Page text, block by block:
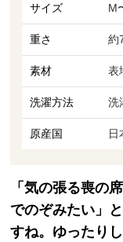
サイズ M
重さ 約
素材 表
洗濯方法 洗
原産国 日
「気の張る喪の
でのぞみたい」
すね。ゆったり